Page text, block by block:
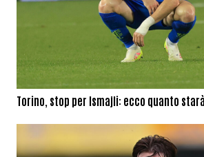
Torino, stop per Ismajli: ecco quanto